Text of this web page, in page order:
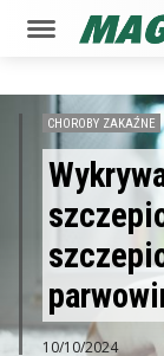
CHOROBY ZAKAŹNE
10/10/2024